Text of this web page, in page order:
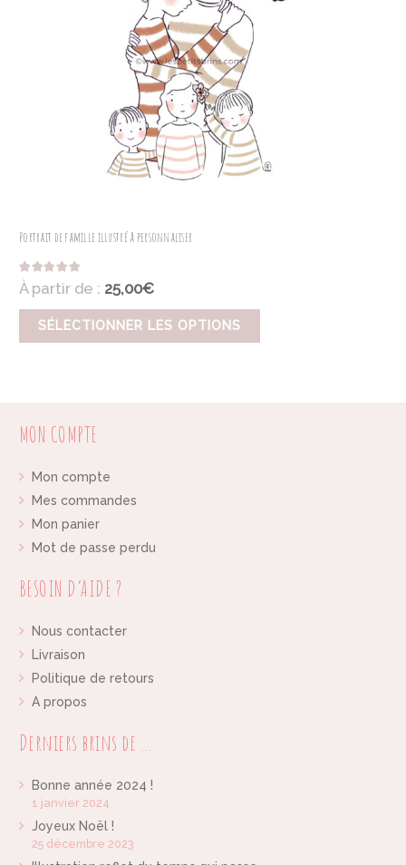
Portrait de famille illustré à personnaliser
À partir de : 25,00€
SÉLECTIONNER LES OPTIONS
MON COMPTE
Mon compte
Mes commandes
Mon panier
Mot de passe perdu
BESOIN D’AIDE ?
Nous contacter
Livraison
Politique de retours
A propos
Derniers brins de …
Bonne année 2024 !
1 janvier 2024
Joyeux Noël !
25 décembre 2023